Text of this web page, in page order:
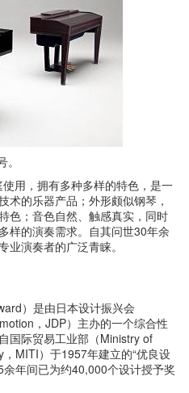
用，拥有多种多样的特色，是一
术的乐器产品；外形颇似钢琴，
色；音色自然、触感真实，同时
样的演奏需求。自其问世30年余
演奏者的广泛青睐。
）是由日本设计振兴会
，JDP）主办的一个综合性
国际贸易工业部（Ministry of
MITI）于1957年建立的“优良设
年间已为约40,000个设计授予奖